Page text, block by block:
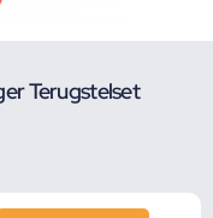
Terugstelset